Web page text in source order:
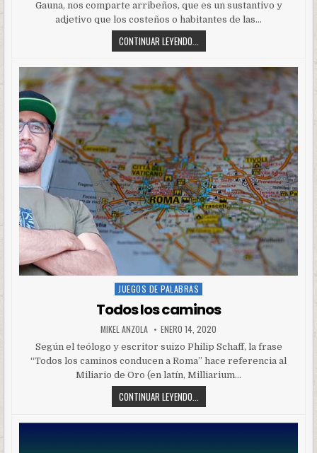
Gauna, nos comparte arribeños, que es un sustantivo y
adjetivo que los costeños o habitantes de las…
CONTINUAR LEYENDO...
Posted
in
JUEGOS DE PALABRAS
Todos los caminos
MIKEL ANZOLA ENERO 14, 2020
Según el teólogo y escritor suizo Philip Schaff, la frase
“Todos los caminos conducen a Roma” hace referencia al
Miliario de Oro (en latín, Milliarium…
CONTINUAR LEYENDO...